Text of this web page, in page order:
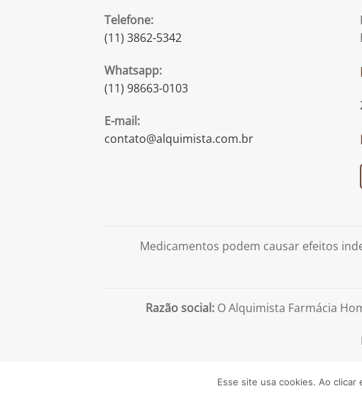
Telefone:
(11) 3862-5342
Whatsapp:
(11) 98663-0103
E-mail:
contato@alquimista.com.br
Medicamentos podem causar efeitos
Razão social: O Alquimista Farmácia
Esse site usa cookies. Ao clicar